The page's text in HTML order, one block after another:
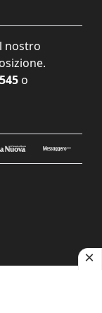
nostro
o